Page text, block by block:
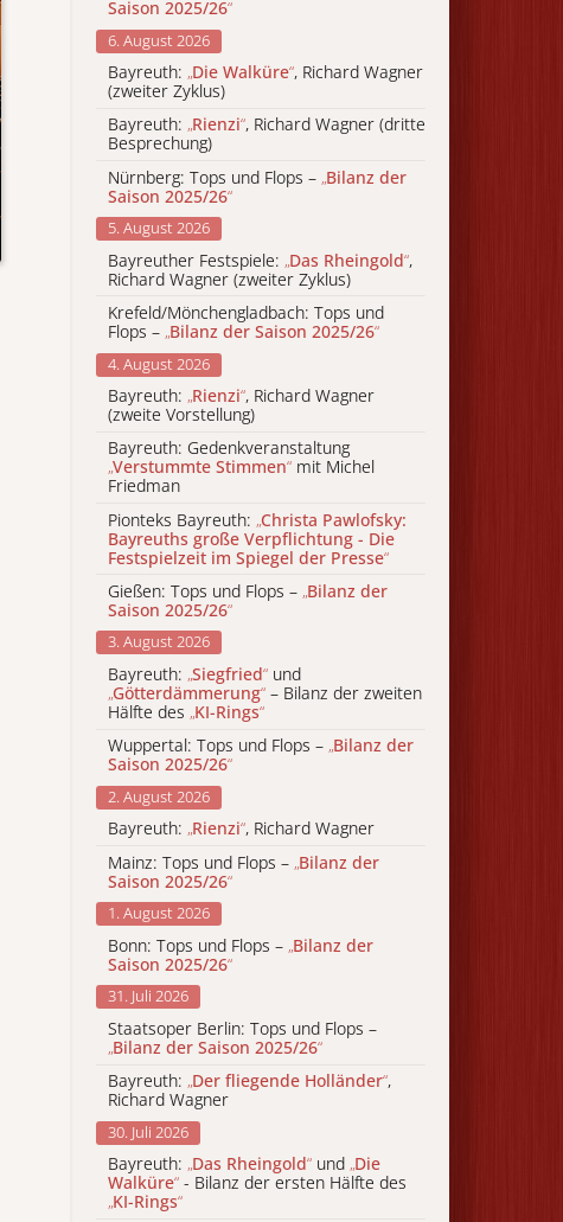
Saison 2025/26“
6. August 2026
Bayreuth: „Die Walküre“, Richard Wagner
(zweiter Zyklus)
Bayreuth: „Rienzi“, Richard Wagner (dritte
Besprechung)
Nürnberg: Tops und Flops – „Bilanz der
Saison 2025/26“
5. August 2026
Bayreuther Festspiele: „Das Rheingold“,
Richard Wagner (zweiter Zyklus)
Krefeld/Mönchengladbach: Tops und
Flops – „Bilanz der Saison 2025/26“
4. August 2026
Bayreuth: „Rienzi“, Richard Wagner
(zweite Vorstellung)
Bayreuth: Gedenkveranstaltung
„Verstummte Stimmen“ mit Michel
Friedman
Pionteks Bayreuth: „Christa Pawlofsky:
Bayreuths große Verpflichtung - Die
Festspielzeit im Spiegel der Presse“
Gießen: Tops und Flops – „Bilanz der
Saison 2025/26“
3. August 2026
Bayreuth: „Siegfried“ und
„Götterdämmerung“ – Bilanz der zweiten
Hälfte des „KI-Rings“
Wuppertal: Tops und Flops – „Bilanz der
Saison 2025/26“
2. August 2026
Bayreuth: „Rienzi“, Richard Wagner
Mainz: Tops und Flops – „Bilanz der
Saison 2025/26“
1. August 2026
Bonn: Tops und Flops – „Bilanz der
Saison 2025/26“
31. Juli 2026
Staatsoper Berlin: Tops und Flops –
„Bilanz der Saison 2025/26“
Bayreuth: „Der fliegende Holländer“,
Richard Wagner
30. Juli 2026
Bayreuth: „Das Rheingold“ und „Die
Walküre“ - Bilanz der ersten Hälfte des
„KI-Rings“